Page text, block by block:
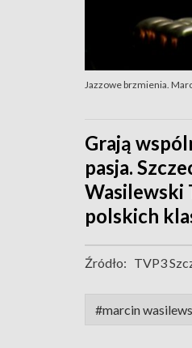
Jazzowe brzmienia.
Grają
pasja.
Wasilewski
polskich
Źródło: TVP3
#marcin